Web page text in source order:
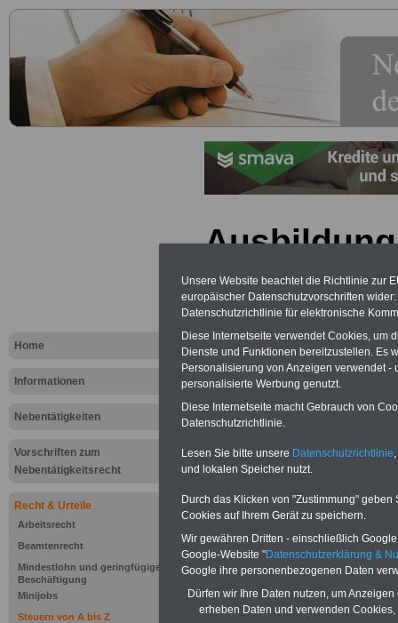
Home
Informationen
Nebentätigkeiten
Vorschriften zum
Nebentätigkeitsrecht
Recht & Urteile
Arbeitsrecht
Beamtenrecht
Mindestlohn und geringfügige
Beschäftigung
Minijobs
Steuern von A bis Z
Steuer-ABC
inkl.
Der
seit
Jahr
Für volljährige
Unsere Website beachtet die Richtlinie zur
europäischer Datenschutzvorschriften
Datenschutzrichtlinie für elektronische
Diese Internetseite verwendet Cookies, um
Dienste und Funktionen bereitzustellen. Es
Personalisierung von Anzeigen verwendet
personalisierte Werbung genutzt.
Diese Internetseite macht Gebrauch von
Datenschutzrichtlinie.
Lesen Sie bitte unsere Datenschutzrichtlinie
und lokalen Speicher nutzt.
Durch das Klicken von "Zustimmung"
Cookies auf Ihrem Gerät zu speichern.
Wir gewähren Dritten - einschließlich
Google-Website "Datenschutzerklärung &
Google ihre personenbezogenen Daten
Dürfen wir Ihre Daten nutzen, um
erheben Daten und verwenden